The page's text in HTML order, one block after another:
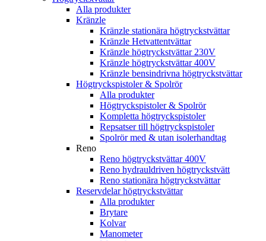
Alla produkter
Kränzle
Kränzle stationära högtryckstvättar
Kränzle Hetvattentvättar
Kränzle högtryckstvättar 230V
Kränzle högtryckstvättar 400V
Kränzle bensindrivna högtryckstvättar
Högtryckspistoler & Spolrör
Alla produkter
Högtryckspistoler & Spolrör
Kompletta högtryckspistoler
Repsatser till högtryckspistoler
Spolrör med & utan isolerhandtag
Reno
Reno högtryckstvättar 400V
Reno hydrauldriven högtryckstvätt
Reno stationära högtryckstvättar
Reservdelar högtryckstvättar
Alla produkter
Brytare
Kolvar
Manometer